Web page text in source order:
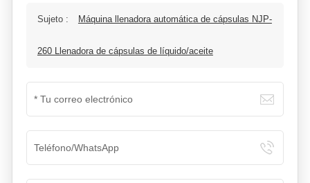
Sujeto : Máquina llenadora automática de cápsulas NJP-
260 Llenadora de cápsulas de líquido/aceite